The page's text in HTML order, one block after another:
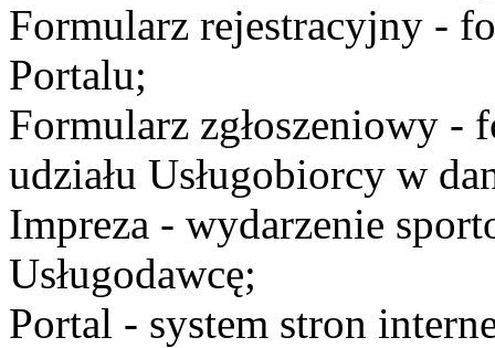
Formularz rejestracyjny -
Portalu;
Formularz zgłoszeniowy -
udziału Usługobiorcy w
Impreza - wydarzenie
Usługodawcę;
Portal - system stron